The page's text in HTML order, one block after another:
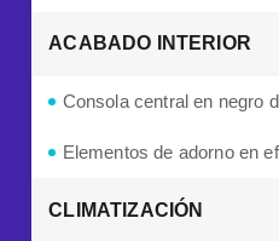
ACABADO INTERIOR
Consola central en negro
Elementos de adorno en
CLIMATIZACIÓN